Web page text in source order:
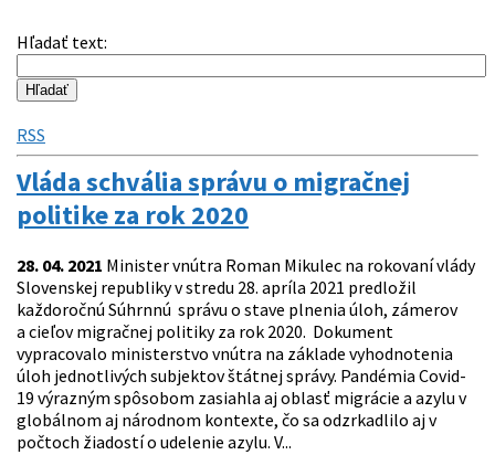
Hľadať text:
RSS
Vláda schvália správu o migračnej
politike za rok 2020
28. 04. 2021 Minister vnútra Roman Mikulec na rokovaní vlády
Slovenskej republiky v stredu 28. apríla 2021 predložil
každoročnú Súhrnnú správu o stave plnenia úloh, zámerov
a cieľov migračnej politiky za rok 2020. Dokument
vypracovalo ministerstvo vnútra na základe vyhodnotenia
úloh jednotlivých subjektov štátnej správy. Pandémia Covid-
19 výrazným spôsobom zasiahla aj oblasť migrácie a azylu v
globálnom aj národnom kontexte, čo sa odzrkadlilo aj v
počtoch žiadostí o udelenie azylu. V...